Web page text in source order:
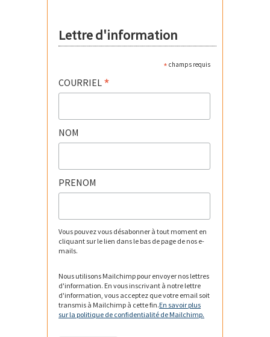
Lettre d'information
* champs requis
COURRIEL *
NOM
PRENOM
Vous pouvez vous désabonner à tout moment en
cliquant sur le lien dans le bas de page de nos e-
mails.
Nous utilisons Mailchimp pour envoyer nos lettres
d'information. En vous inscrivant à notre lettre
d'information, vous acceptez que votre email soit
transmis à Mailchimp à cette fin.En savoir plus
sur la politique de confidentialité de Mailchimp.